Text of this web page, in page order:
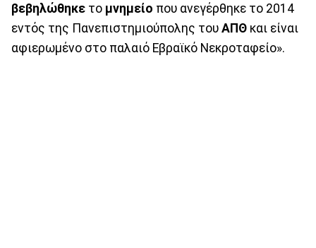
βεβηλώθηκε το μνημείο που ανεγέρθηκε το 2014
εντός της Πανεπιστημιούπολης του ΑΠΘ και είναι
αφιερωμένο στο παλαιό Εβραϊκό Νεκροταφείο».